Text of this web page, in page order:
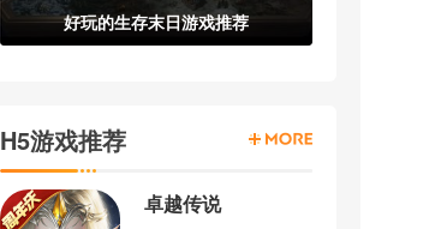
好玩的生存末日游戏推荐
H5游戏推荐
卓越传说